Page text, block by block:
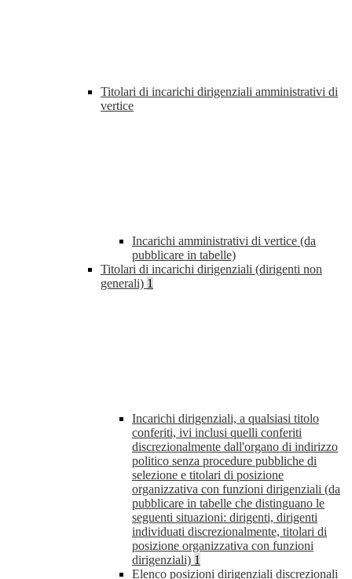
Titolari di incarichi dirigenziali amministrativi di
vertice
Incarichi amministrativi di vertice (da
pubblicare in tabelle)
Titolari di incarichi dirigenziali (dirigenti non
generali) 1
Incarichi dirigenziali, a qualsiasi titolo
conferiti, ivi inclusi quelli conferiti
discrezionalmente dall'organo di indirizzo
politico senza procedure pubbliche di
selezione e titolari di posizione
organizzativa con funzioni dirigenziali (da
pubblicare in tabelle che distinguano le
seguenti situazioni: dirigenti, dirigenti
individuati discrezionalmente, titolari di
posizione organizzativa con funzioni
dirigenziali) 1
Elenco posizioni dirigenziali discrezionali